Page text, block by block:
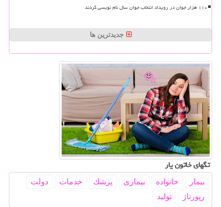
۱۱۰ هزار جوان در رویداد انتخاب جوان سال نام نویسی کردند
جدیدترین ها
تگهای خاتون یار
بیمار خانواده بیماری پزشك خدمات
دولت
رپورتاژ
تولید